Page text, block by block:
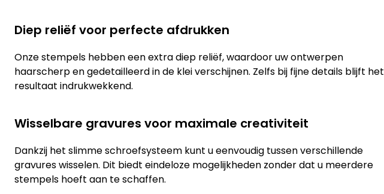
Diep reliëf voor perfecte afdrukken
Onze stempels hebben een extra diep reliëf, waardoor uw ontwerpen
haarscherp en gedetailleerd in de klei verschijnen. Zelfs bij fijne details blijft het
resultaat indrukwekkend.
Wisselbare gravures voor maximale creativiteit
Dankzij het slimme schroefsysteem kunt u eenvoudig tussen verschillende
gravures wisselen. Dit biedt eindeloze mogelijkheden zonder dat u meerdere
stempels hoeft aan te schaffen.